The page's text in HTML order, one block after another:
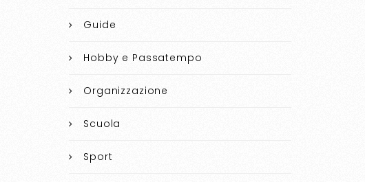
Guide
Hobby e Passatempo
Organizzazione
Scuola
Sport